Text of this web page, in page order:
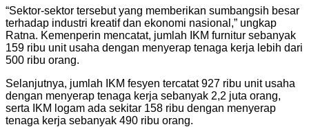
“Sektor-sektor tersebut yang memberikan sumbangsih besar
terhadap industri kreatif dan ekonomi nasional,” ungkap
Ratna. Kemenperin mencatat, jumlah IKM furnitur sebanyak
159 ribu unit usaha dengan menyerap tenaga kerja lebih dari
500 ribu orang.
Selanjutnya, jumlah IKM fesyen tercatat 927 ribu unit usaha
dengan menyerap tenaga kerja sebanyak 2,2 juta orang,
serta IKM logam ada sekitar 158 ribu dengan menyerap
tenaga kerja sebanyak 490 ribu orang.